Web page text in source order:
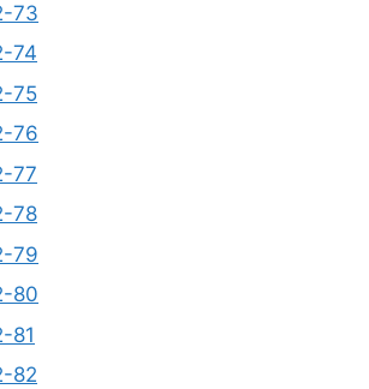
73
74
75
76
77
78
79
80
81
82